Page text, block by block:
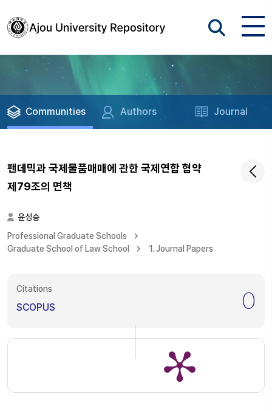
Communities Authors Journal
팬데믹과 국제물품매매에 관한 국제연합 협약
제79조의 면책
윤성승
Professional Graduate Schools
Graduate School of Law School
1. Journal Papers
Citations
SCOPUS 0